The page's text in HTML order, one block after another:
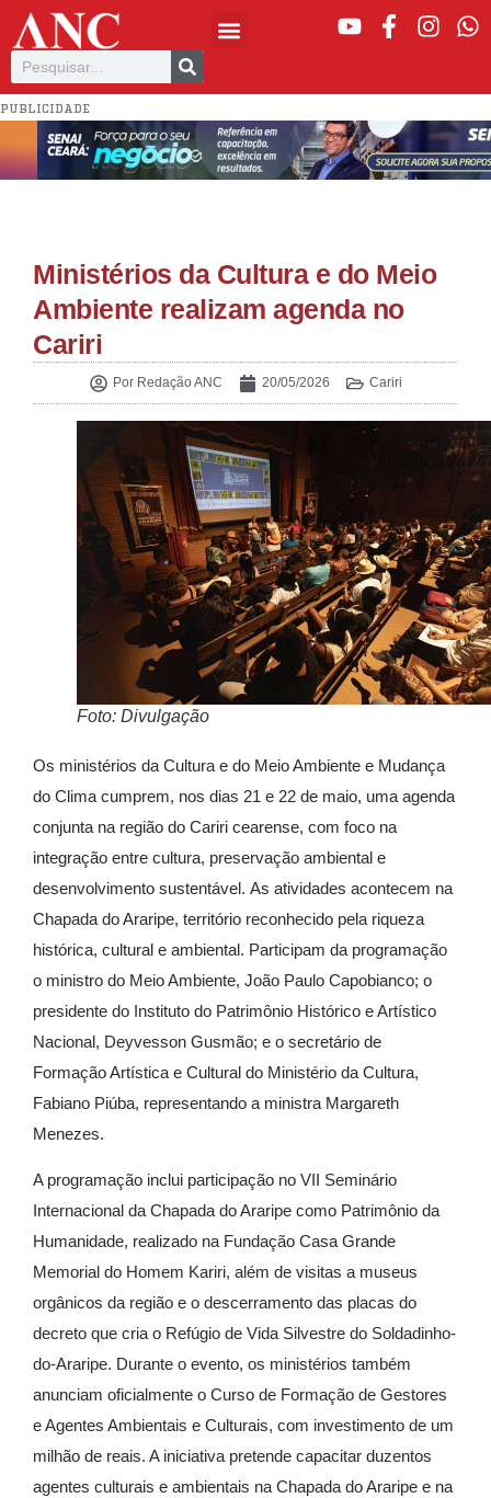
PUBLICIDADE
Ministérios da Cultura e do Meio
Ambiente realizam agenda no
Cariri
PorRedação ANC 20/05/2026 Cariri
Foto: Divulgação
Os ministérios da Cultura e do Meio Ambiente e Mudança
do Clima cumprem, nos dias 21 e 22 de maio, uma agenda
conjunta na região do Cariri cearense, com foco na
integração entre cultura, preservação ambiental e
desenvolvimento sustentável. As atividades acontecem na
Chapada do Araripe, território reconhecido pela riqueza
histórica, cultural e ambiental. Participam da programação
o ministro do Meio Ambiente, João Paulo Capobianco; o
presidente do Instituto do Patrimônio Histórico e Artístico
Nacional, Deyvesson Gusmão; e o secretário de
Formação Artística e Cultural do Ministério da Cultura,
Fabiano Piúba, representando a ministra Margareth
Menezes.
A programação inclui participação no VII Seminário
Internacional da Chapada do Araripe como Patrimônio da
Humanidade, realizado na Fundação Casa Grande
Memorial do Homem Kariri, além de visitas a museus
orgânicos da região e o descerramento das placas do
decreto que cria o Refúgio de Vida Silvestre do Soldadinho-
do-Araripe. Durante o evento, os ministérios também
anunciam oficialmente o Curso de Formação de Gestores
e Agentes Ambientais e Culturais, com investimento de um
milhão de reais. A iniciativa pretende capacitar duzentos
agentes culturais e ambientais na Chapada do Araripe e na